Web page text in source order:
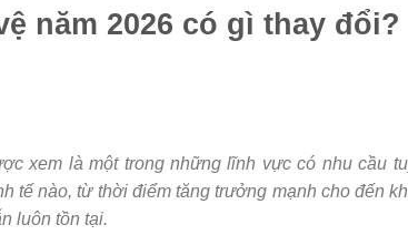
năm 2026 có gì thay đổi?
xem là một trong những lĩnh vực có nhu cầu
tế nào, từ thời điểm tăng trưởng mạnh cho đến
luôn tồn tại.